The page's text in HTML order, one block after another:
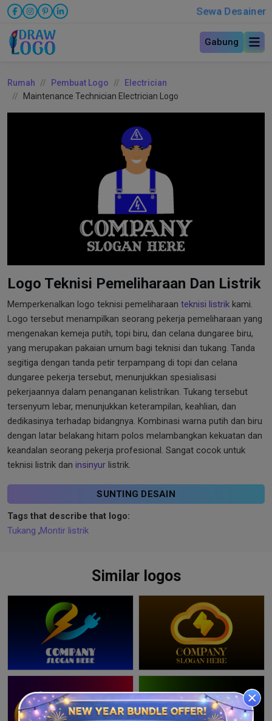
Sewa Desainer
Gabung
Rumah Pembuat Logo
Electrician
Maintenance Technician Electrician Logo
Logo Teknisi Pemeliharaan Dan Listrik
Memperkenalkan logo teknisi pemeliharaan teknisi listrik kami.
Logo tersebut menampilkan seorang pekerja pemeliharaan yang
mengenakan kemeja putih, topi biru, dan celana dungaree biru,
yang merupakan pakaian umum bagi teknisi dan tukang. Tanda
segitiga dengan tanda petir terpampang di topi dan celana
dungaree pekerja tersebut, menunjukkan spesialisasi
pekerjaannya dalam penanganan kelistrikan. Tukang tersebut
tersenyum lebar, menunjukkan keterampilan, keahlian, dan
dedikasinya terhadap bidangnya. Kombinasi warna putih dan biru
dengan latar belakang hitam polos melambangkan kekuatan dan
keandalan seorang pekerja profesional. Sangat cocok untuk
teknisi listrik dan insinyur listrik.
SUNTING DESAIN
Tags that describe that logo:
Tukang ,Montir listrik
Similar logos